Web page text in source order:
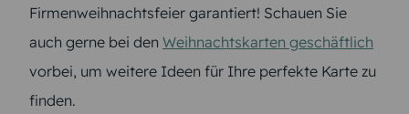
Firmenweihnachtsfeier garantiert! Schauen Sie
auch gerne bei den Weihnachtskarten geschäftlich
vorbei, um weitere Ideen für Ihre perfekte Karte zu
finden.